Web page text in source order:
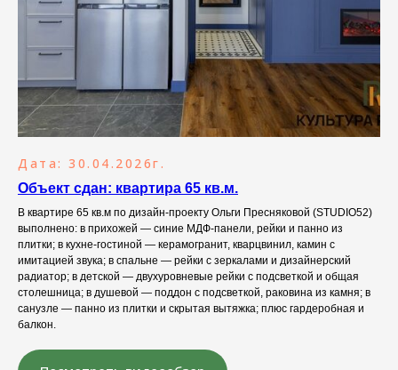
Дата: 30.04.2026г.
Объект сдан: квартира 65 кв.м.
В квартире 65 кв.м по дизайн-проекту Ольги Пресняковой (STUDIO52)
выполнено: в прихожей — синие МДФ-панели, рейки и панно из
плитки; в кухне-гостиной — керамогранит, кварцвинил, камин с
имитацией звука; в спальне — рейки с зеркалами и дизайнерский
радиатор; в детской — двухуровневые рейки с подсветкой и общая
столешница; в душевой — поддон с подсветкой, раковина из камня; в
санузле — панно из плитки и скрытая вытяжка; плюс гардеробная и
балкон.